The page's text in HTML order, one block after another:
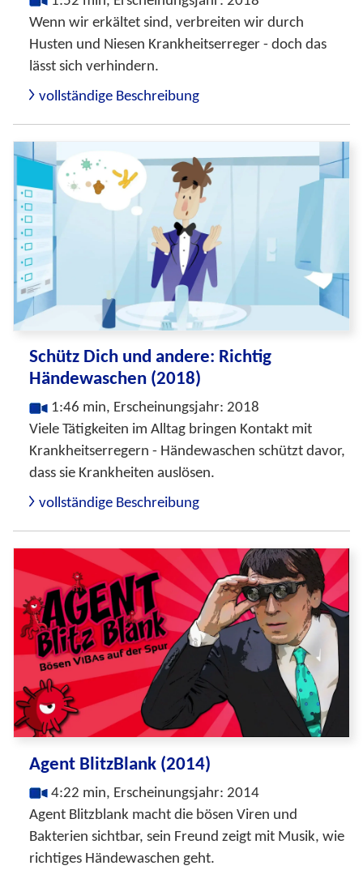
Wenn wir erkältet sind, verbreiten wir durch
Husten und Niesen Krankheitserreger - doch das
lässt sich verhindern.
vollständige Beschreibung
Schütz Dich und andere: Richtig
Händewaschen (2018)
1:46 min, Erscheinungsjahr: 2018
Viele Tätigkeiten im Alltag bringen Kontakt mit
Krankheitserregern - Händewaschen schützt davor,
dass sie Krankheiten auslösen.
vollständige Beschreibung
Agent BlitzBlank (2014)
4:22 min, Erscheinungsjahr: 2014
Agent Blitzblank macht die bösen Viren und
Bakterien sichtbar, sein Freund zeigt mit Musik, wie
richtiges Händewaschen geht.